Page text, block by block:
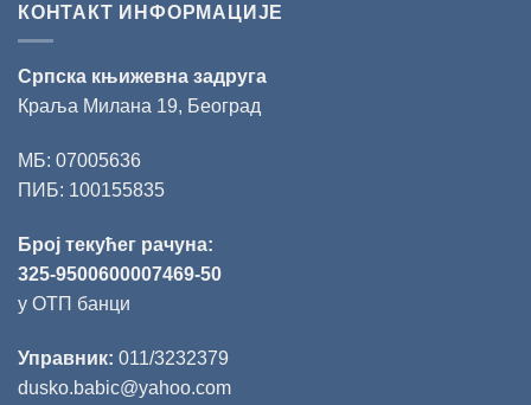
КОНТАКТ ИНФОРМАЦИЈЕ
Српска књижевна задруга
Краља Милана 19, Београд
МБ: 07005636
ПИБ: 100155835
Број текућег рачуна:
325-9500600007469-50
у ОТП банци
Управник: 011/3232379
dusko.babic@yahoo.com